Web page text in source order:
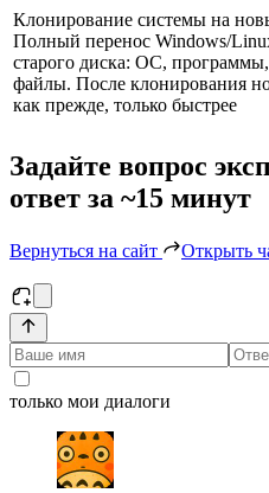
Клонирование системы на
Полный перенос Windows/
старого диска: ОС,
файлы. После клонирования
как прежде, только быстрее
Задайте вопрос
ответ за ~15 минут
Вернуться на сайт Открыть
только мои диалоги